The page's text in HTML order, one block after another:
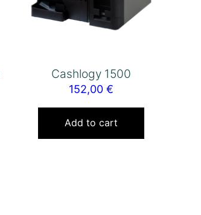
Cashlogy 1500
152,00 €
Add to cart